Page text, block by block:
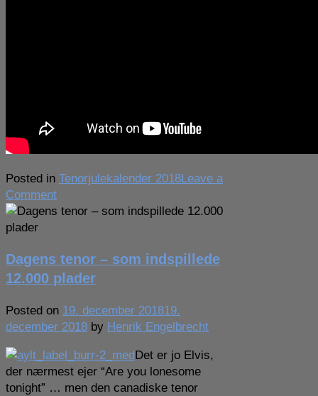
Posted in Tenorjulekalender 2018Leave a
Commenton
Dagens
sådan
skal
Lucia
synges!
Dagens tenor – som indspillede
12.000 plader
Posted on 19. december 201819.
december 2018 by Henrik Engelbrecht
Det er jo Elvis,
der nærmest ejer “Are you lonesome
tonight” … men den canadiske tenor